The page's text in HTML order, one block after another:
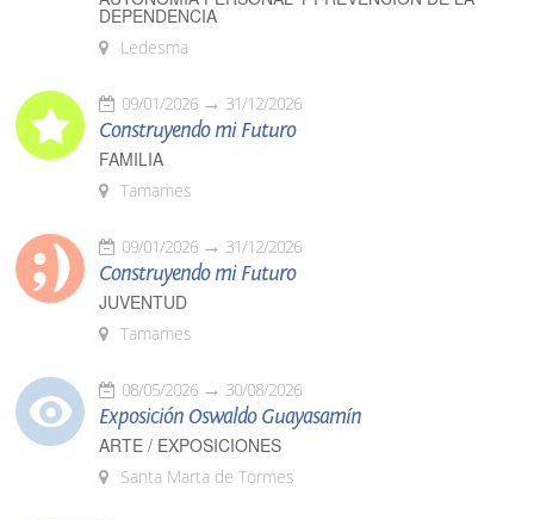
DEPENDENCIA
Ledesma
09/01/2026 31/12/2026
Construyendo mi Futuro
FAMILIA
Tamames
09/01/2026 31/12/2026
Construyendo mi Futuro
JUVENTUD
Tamames
08/05/2026 30/08/2026
Exposición Oswaldo Guayasamín
ARTE / EXPOSICIONES
Santa Marta de Tormes